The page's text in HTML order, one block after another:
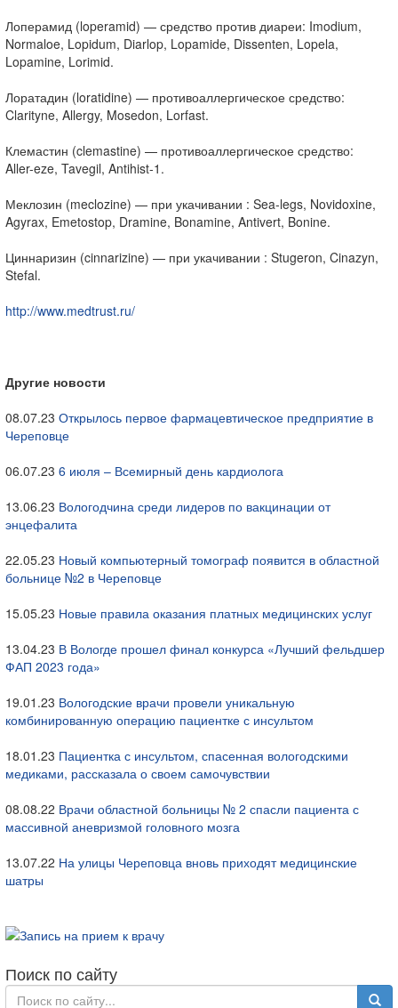
Лоперамид (loperamid) — средство против диареи: Imodium,
Normaloe, Lopidum, Diarlop, Lopamide, Dissenten, Lopela,
Lopamine, Lorimid.
Лоратадин (loratidine) — противоаллергическое средство:
Clarityne, Allergy, Mosedon, Lorfast.
Клемастин (clemastine) — противоаллергическое средство:
Aller-eze, Tavegil, Antihist-1.
Меклозин (meclozine) — при укачивании : Sea-legs, Novidoxine,
Agyrax, Emetostop, Dramine, Bonamine, Antivert, Bonine.
Циннаризин (cinnarizine) — при укачивании : Stugeron, Cinazyn,
Stefal.
http://www.medtrust.ru/
Другие новости
08.07.23 Открылось первое фармацевтическое предприятие в
Череповце
06.07.23 6 июля – Всемирный день кардиолога
13.06.23 Вологодчина среди лидеров по вакцинации от
энцефалита
22.05.23 Новый компьютерный томограф появится в областной
больнице №2 в Череповце
15.05.23 Новые правила оказания платных медицинских услуг
13.04.23 В Вологде прошел финал конкурса «Лучший фельдшер
ФАП 2023 года»
19.01.23 Вологодские врачи провели уникальную
комбинированную операцию пациентке с инсультом
18.01.23 Пациентка с инсультом, спасенная вологодскими
медиками, рассказала о своем самочувствии
08.08.22 Врачи областной больницы № 2 спасли пациента с
массивной аневризмой головного мозга
13.07.22 На улицы Череповца вновь приходят медицинские
шатры
Поиск по сайту